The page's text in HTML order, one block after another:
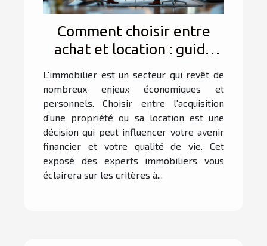
Comment choisir entre
achat et location : guide
L'immobilier est un secteur qui revêt de
nombreux enjeux économiques et
personnels. Choisir entre l'acquisition
d'une propriété ou sa location est une
décision qui peut influencer votre avenir
financier et votre qualité de vie. Cet
exposé des experts immobiliers vous
éclairera sur les critères à...